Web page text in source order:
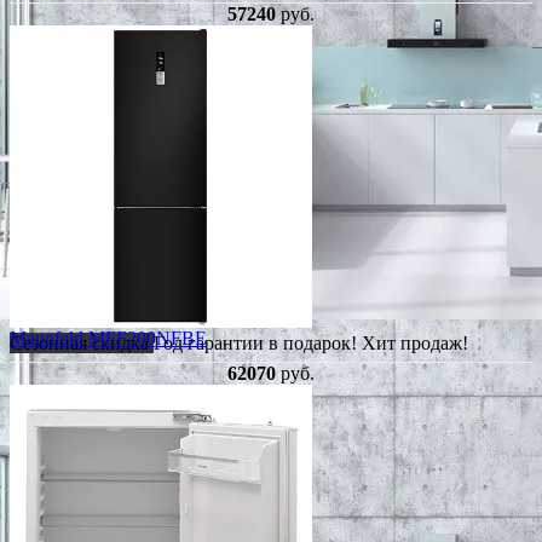
57240руб.
Сезонная скидкаГод гарантии в подарок!Хит продаж!
Maunfeld MFF200NFBE
62070 руб.